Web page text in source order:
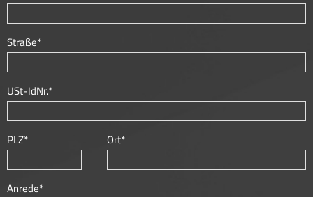
Straße*
USt-IdNr.*
PLZ* Ort*
Anrede*